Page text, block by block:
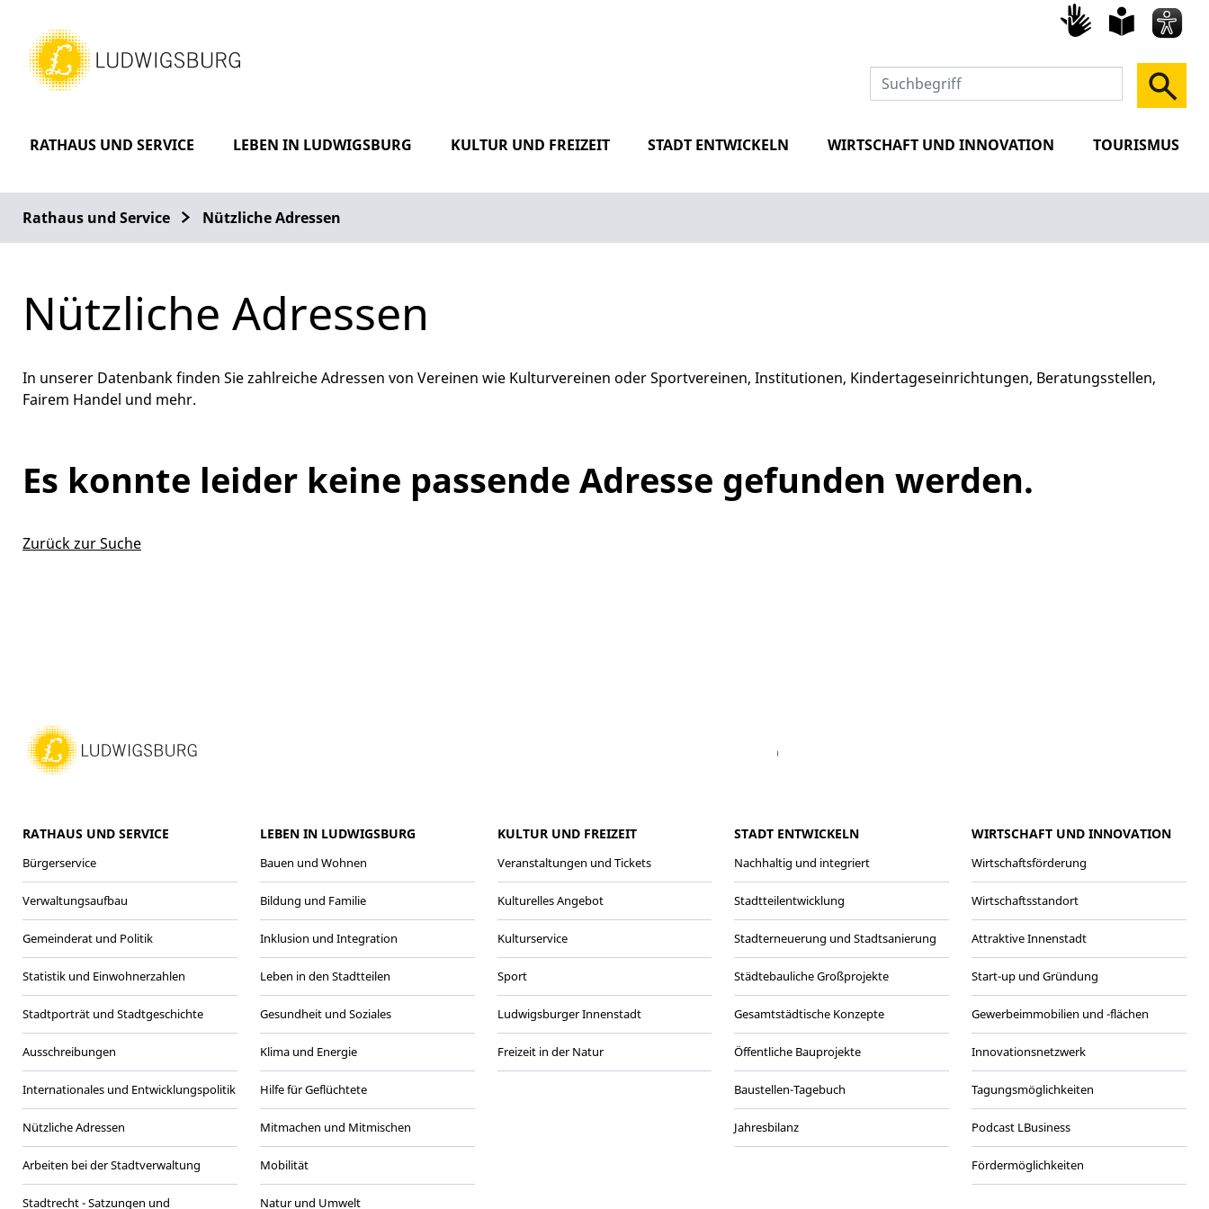
RATHAUS UND SERVICE LEBEN IN LUDWIGSBURG KULTUR UND FREIZEIT STADT ENTWICKELN WIRTSCHAFT UND INNOVATION TOURISMUS
Rathaus und Service Nützliche Adressen
Nützliche Adressen
In unserer Datenbank finden Sie zahlreiche Adressen von Vereinen wie Kulturvereinen oder Sportvereinen, Institutionen, Kindertageseinrichtungen, Beratungsstellen,
Fairem Handel und mehr.
Es konnte leider keine passende Adresse gefunden werden.
Zurück zur Suche
LinkedIn
RATHAUS UND SERVICE
Bürgerservice
Verwaltungsaufbau
Gemeinderat und Politik
Statistik und Einwohnerzahlen
Stadtporträt und Stadtgeschichte
Ausschreibungen
Internationales und Entwicklungspolitik
Nützliche Adressen
Arbeiten bei der Stadtverwaltung
Stadtrecht - Satzungen und
LEBEN IN LUDWIGSBURG
Bauen und Wohnen
Bildung und Familie
Inklusion und Integration
Leben in den Stadtteilen
Gesundheit und Soziales
Klima und Energie
Hilfe für Geflüchtete
Mitmachen und Mitmischen
Mobilität
Natur und Umwelt
KULTUR UND FREIZEIT
Veranstaltungen und Tickets
Kulturelles Angebot
Kulturservice
Sport
Ludwigsburger Innenstadt
Freizeit in der Natur
STADT ENTWICKELN
Nachhaltig und integriert
Stadtteilentwicklung
Stadterneuerung und Stadtsanierung
Städtebauliche Großprojekte
Gesamtstädtische Konzepte
Öffentliche Bauprojekte
Baustellen-Tagebuch
Jahresbilanz
WIRTSCHAFT UND INNOVATION
Wirtschaftsförderung
Wirtschaftsstandort
Attraktive Innenstadt
Start-up und Gründung
Gewerbeimmobilien und -flächen
Innovationsnetzwerk
Tagungsmöglichkeiten
Podcast LBusiness
Fördermöglichkeiten